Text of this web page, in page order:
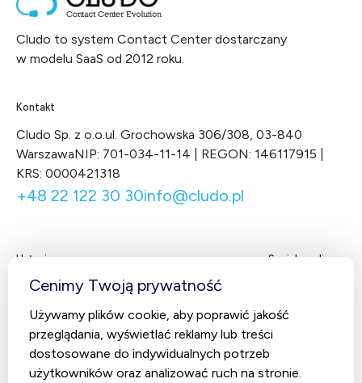
Cludo to system Contact Center dostarczany
w modelu SaaS od 2012 roku.
Kontakt
Cludo Sp. z o.o. ul. Grochowska 306/308, 03-840
WarszawaNIP: 701-034-11-14 | REGON: 146117915 |
KRS: 0000421318
+48 22 122 30 30info@cludo.pl
Usługi
Contact Center
CludoCRM
Telekomunikacja
AI Studio – Sztuczna inteligencja
Social media
Cenimy Twoją prywatność
Używamy plików cookie, aby poprawić jakość
przeglądania, wyświetlać reklamy lub treści
dostosowane do indywidualnych potrzeb
użytkowników oraz analizować ruch na stronie.